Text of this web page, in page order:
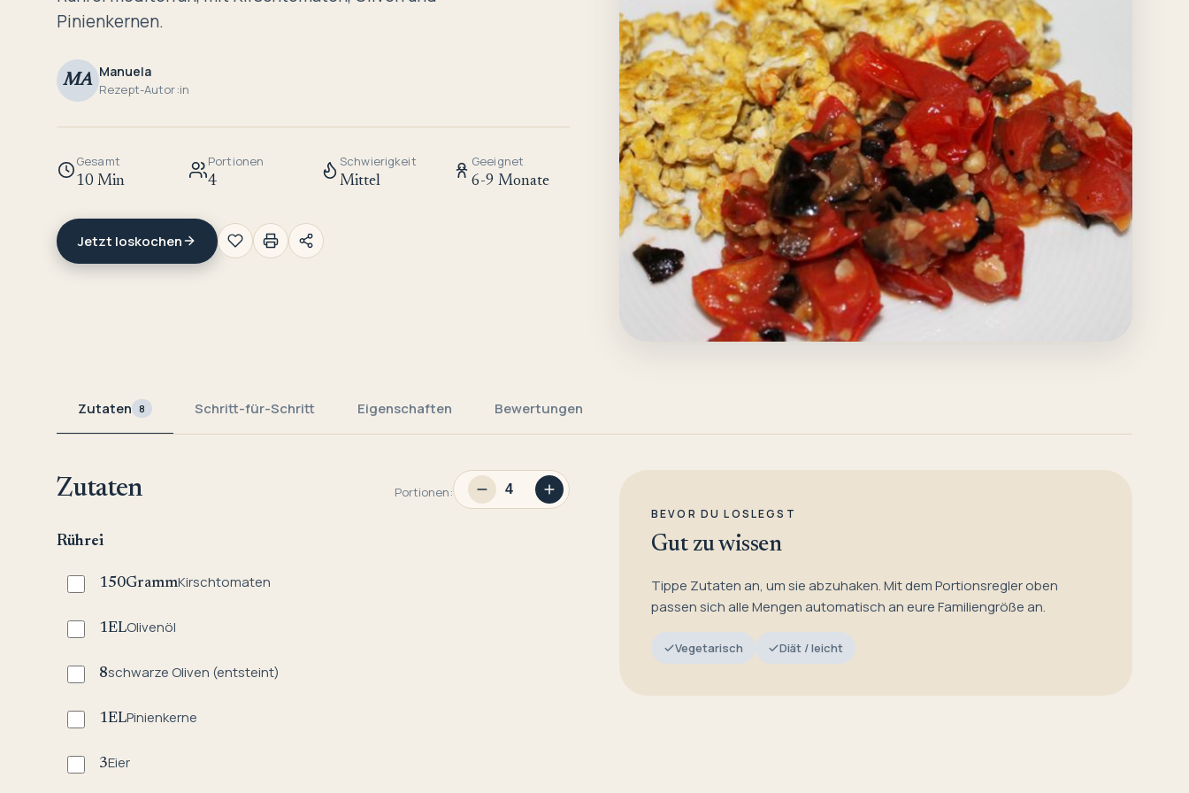
Pinienkernen.
MA Manuela
Rezept-Autor:in
Gesamt
10 Min
Portionen
4
Schwierigkeit
Mittel
Geeignet
6-9 Monate
Jetzt loskochen
Zutaten 8 Schritt-für-Schritt Eigenschaften Bewertungen
Zutaten Portionen:
Rührei
150GrammKirschtomaten
1ELOlivenöl
8schwarze Oliven (entsteint)
1ELPinienkerne
3Eier
BEVOR DU LOSLEGST
Gut zu wissen
Tippe Zutaten an, um sie abzuhaken. Mit dem Portionsregler oben
passen sich alle Mengen automatisch an eure Familiengröße an.
Vegetarisch Diät / leicht